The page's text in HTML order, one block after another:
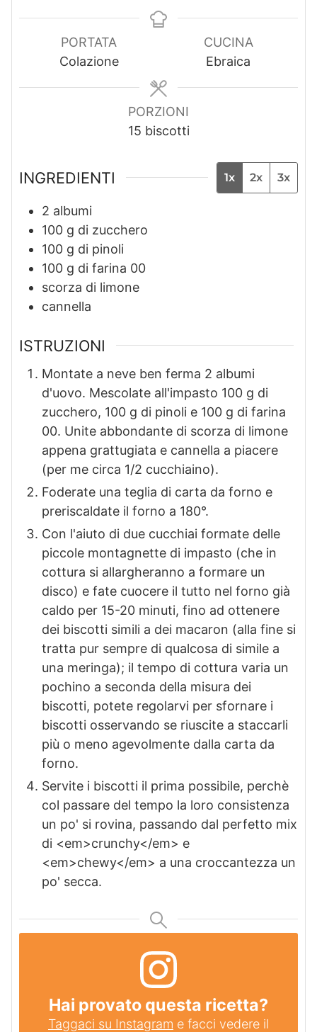
n
u
t
u
n
u
t
PORTATA
Colazione
CUCINA
Ebraica
PORZIONI
15 biscotti
INGREDIENTI 1x 2x 3x
2 albumi
100 g di zucchero
100 g di pinoli
100 g di farina 00
scorza di limone
cannella
ISTRUZIONI
Montate a neve ben ferma 2 albumi
d'uovo. Mescolate all'impasto 100 g di
zucchero, 100 g di pinoli e 100 g di farina
00. Unite abbondante di scorza di limone
appena grattugiata e cannella a piacere
(per me circa 1/2 cucchiaino).
Foderate una teglia di carta da forno e
preriscaldate il forno a 180°.
Con l'aiuto di due cucchiai formate delle
piccole montagnette di impasto (che in
cottura si allargheranno a formare un
disco) e fate cuocere il tutto nel forno già
caldo per 15-20 minuti, fino ad ottenere
dei biscotti simili a dei macaron (alla fine si
tratta pur sempre di qualcosa di simile a
una meringa); il tempo di cottura varia un
pochino a seconda della misura dei
biscotti, potete regolarvi per sfornare i
biscotti osservando se riuscite a staccarli
più o meno agevolmente dalla carta da
forno.
Servite i biscotti il prima possibile, perchè
col passare del tempo la loro consistenza
un po' si rovina, passando dal perfetto mix
di <em>crunchy</em> e
<em>chewy</em> a una croccantezza un
po' secca.
Hai provato questa ricetta?
Taggaci su Instagram e facci vedere il